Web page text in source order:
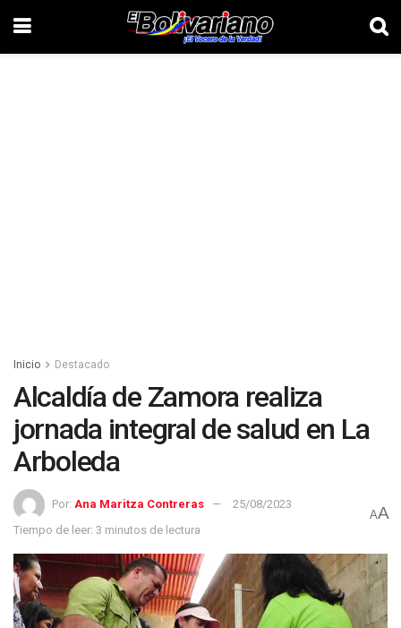
Inicio Destacado
Alcaldía de Zamora realiza
jornada integral de salud en La
Arboleda
Por: Ana Maritza Contreras
25/08/2023
Tiempo de leer: 3 minutos de lectura
AA